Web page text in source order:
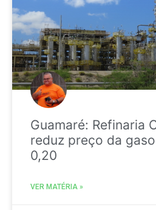
Guamaré: Refinaria
reduz preço da
0,20
VER MATÉRIA »